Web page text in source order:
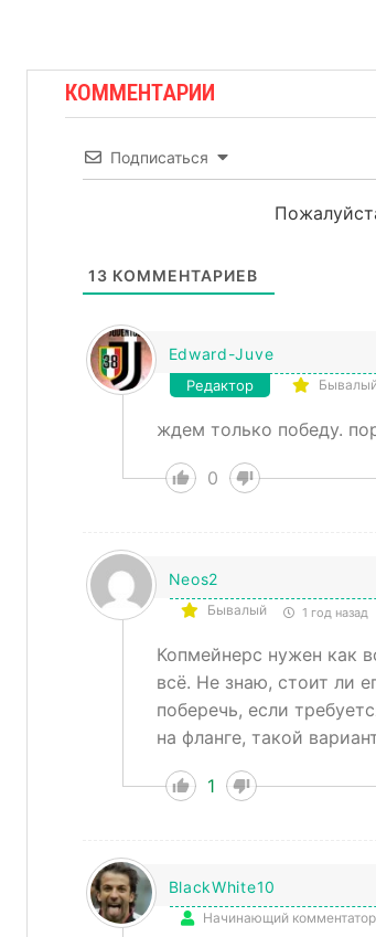
КОММЕНТАРИИ
Подписаться
13 КОММЕНТАРИЕВ
Edward-Juve
Редактор Бывалый
ждем только победу.
0
Neos2
Бывалый 1 год назад
Копмейнерс нужен как
всё. Не знаю, стоит ли
поберечь, если
на фланге, такой
1
BlackWhite10
Начинающий комментатор